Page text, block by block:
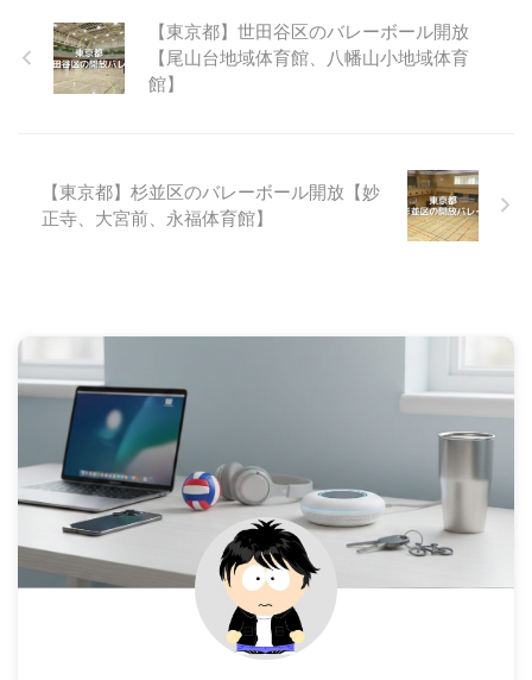
【東京都】世田谷区のバレーボール開放
【尾山台地域体育館、八幡山小地域体育
館】
【東京都】杉並区のバレーボール開放【妙
正寺、大宮前、永福体育館】